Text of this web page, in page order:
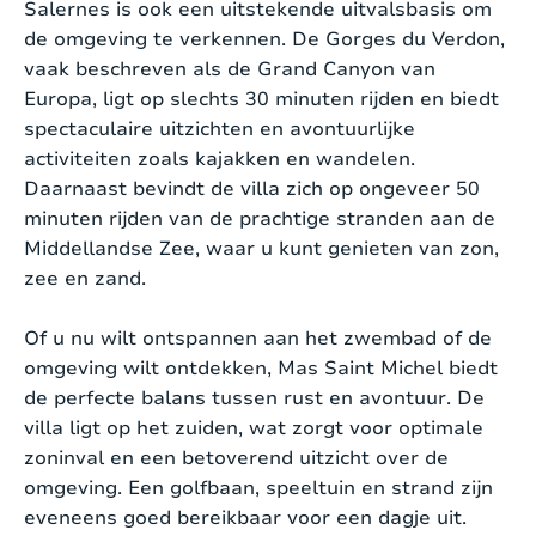
Strand: Binnenland (afstand > 30 km van de kust)
Roken:
Sporttoestellen aanwezig:
Opladen voertuig: Niet toegestaan
Interieur
Oppervlakte woning: 200 m
Verwarming:
Open haard: Ja
tv-zenders, Chromecast, en een bluetooth
speaker maken uw verblijf compleet. Er zijn ook
allerlei gezelschapsspellen aanwezig.
Het interieur biedt vijf ruime slaapkamers en vier
badkamers:
Slaapkamer 1-5:Vier slaapkamers
beschikken over een tweepersoonsbed van
200 x 160 cm. De vijfde slaapkamer heeft
samengevoegd kunnen worden tot een
tweepersoonsbed. De bedden zijn recentelijk
allemaal voorzien van goede nieuwe
matrassen.
Extra slaapmogelijkheid:In een van de
ouderlijke slaapkamers is een
Salernes is ook een uitstekende uitvalsbasis om
de omgeving te verkennen. De Gorges du Verdon,
vaak beschreven als de Grand Canyon van
Europa, ligt op slechts 30 minuten rijden en biedt
spectaculaire uitzichten en avontuurlijke
activiteiten zoals kajakken en wandelen.
Daarnaast bevindt de villa zich op ongeveer 50
minuten rijden van de prachtige stranden aan de
Middellandse Zee, waar u kunt genieten van zon,
zee en zand.
Of u nu wilt ontspannen aan het zwembad of de
omgeving wilt ontdekken, Mas Saint Michel biedt
de perfecte balans tussen rust en avontuur. De
villa ligt op het zuiden, wat zorgt voor optimale
zoninval en een betoverend uitzicht over de
omgeving. Een golfbaan, speeltuin en strand zijn
eveneens goed bereikbaar voor een dagje uit.